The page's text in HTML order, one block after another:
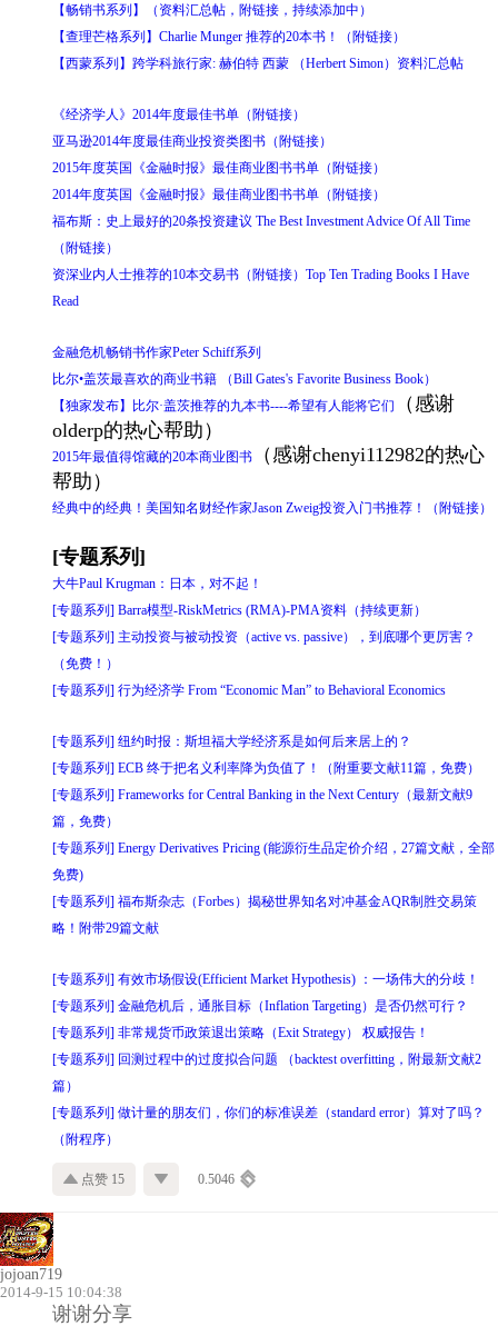
【畅销书系列】（资料汇总帖，附链接，持续添加中）
【查理芒格系列】Charlie Munger 推荐的20本书！（附链接）
【西蒙系列】跨学科旅行家: 赫伯特 西蒙 （Herbert Simon）资料汇总帖
《经济学人》2014年度最佳书单（附链接）
亚马逊2014年度最佳商业投资类图书（附链接）
2015年度英国《金融时报》最佳商业图书书单（附链接）
2014年度英国《金融时报》最佳商业图书书单（附链接）
福布斯：史上最好的20条投资建议 The Best Investment Advice Of All Time
（附链接）
资深业内人士推荐的10本交易书（附链接）Top Ten Trading Books I Have
Read
金融危机畅销书作家Peter Schiff系列
比尔•盖茨最喜欢的商业书籍 （Bill Gates's Favorite Business Book）
【独家发布】比尔·盖茨推荐的九本书----希望有人能将它们
（感谢
olderp的热心帮助）
2015年最值得馆藏的20本商业图书
（感谢chenyi112982的热心
帮助）
经典中的经典！美国知名财经作家Jason Zweig投资入门书推荐！（附链接）
[专题系列]
大牛Paul Krugman：日本，对不起！
[专题系列] Barra模型-RiskMetrics (RMA)-PMA资料（持续更新）
[专题系列] 主动投资与被动投资（active vs. passive），到底哪个更厉害？
（免费！）
[专题系列] 行为经济学 From “Economic Man” to Behavioral Economics
[专题系列] 纽约时报：斯坦福大学经济系是如何后来居上的？
[专题系列] ECB 终于把名义利率降为负值了！（附重要文献11篇，免费）
[专题系列] Frameworks for Central Banking in the Next Century（最新文献9
篇，免费）
[专题系列] Energy Derivatives Pricing (能源衍生品定价介绍，27篇文献，全部
免费)
[专题系列] 福布斯杂志（Forbes）揭秘世界知名对冲基金AQR制胜交易策
略！附带29篇文献
[专题系列] 有效市场假设(Efficient Market Hypothesis) ：一场伟大的分歧！
[专题系列] 金融危机后，通胀目标（Inflation Targeting）是否仍然可行？
[专题系列] 非常规货币政策退出策略（Exit Strategy） 权威报告！
[专题系列] 回测过程中的过度拟合问题 （backtest overfitting，附最新文献2
篇）
[专题系列] 做计量的朋友们，你们的标准误差（standard error）算对了吗？
（附程序）
点赞 15 0.5046
jojoan719
2014-9-15 10:04:38
谢谢分享